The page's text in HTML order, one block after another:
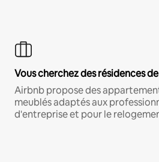
Vous cherchez des résidences
Airbnb propose des
meublés adaptés aux
d'entreprise et pour le